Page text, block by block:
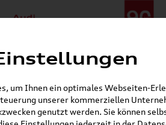
/ 870 72 87
19:00 Uhr Sa. 09:00 - 13:00 Uhr
um Ihnen ein optimales Webseiten-
unserer kommerziellen
genutzt werden. Sie können